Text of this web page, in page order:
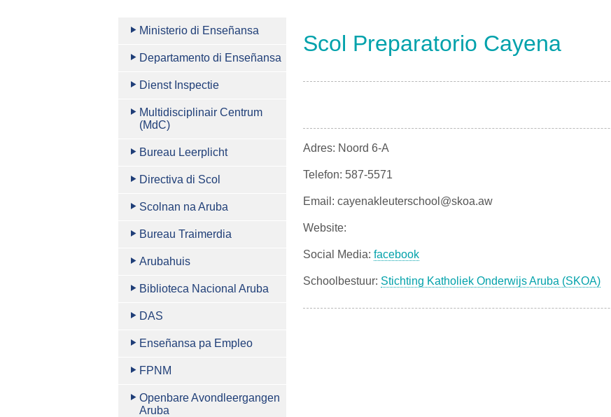
Scol Preparatorio Cayena
Adres: Noord 6-A
Telefon: 587-5571
Email: cayenakleuterschool@skoa.aw
Website:
Social Media: facebook
Schoolbestuur: Stichting Katholiek Onderwijs Aruba (SKOA)
Ministerio di Enseñansa
Departamento di Enseñansa
Dienst Inspectie
Multidisciplinair Centrum
(MdC)
Bureau Leerplicht
Directiva di Scol
Scolnan na Aruba
Bureau Traimerdia
Arubahuis
Biblioteca Nacional Aruba
DAS
Enseñansa pa Empleo
FPNM
Openbare Avondleergangen
Aruba